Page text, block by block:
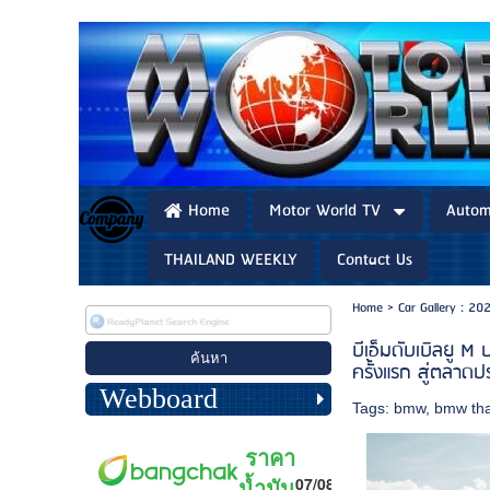
Home Motor World TV
THAILAND WEEKLY
Contact Us
Webboard
Home> Car Gallery :
บีเอ็มดับเบิลยู M
ครั้งแรก สู่ตลาดป
Tags: bmw, bmw